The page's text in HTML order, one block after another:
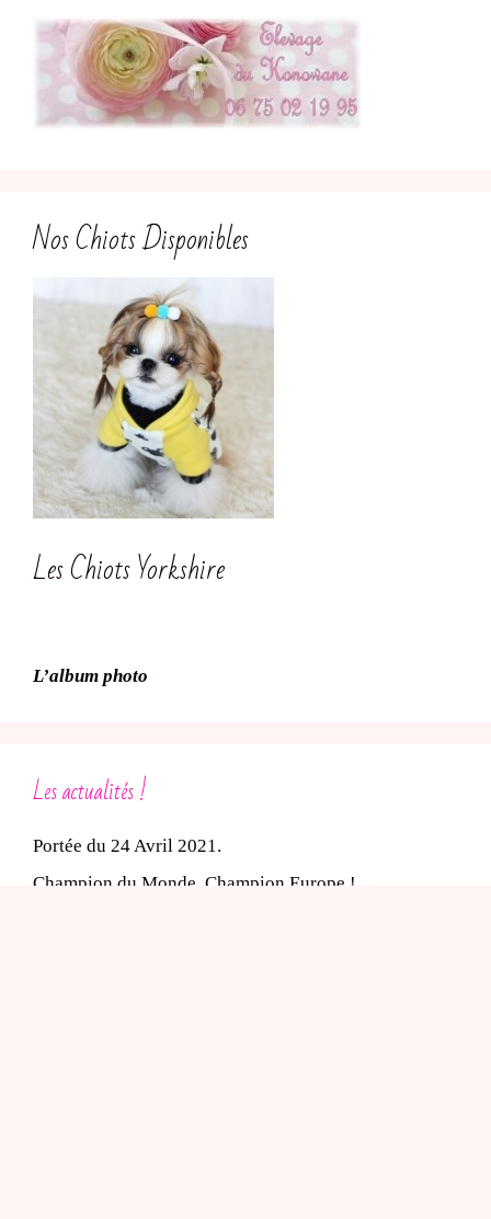
Nos Chiots Disponibles
Les Chiots Yorkshire
L’album photo
Les actualités !
Portée du 24 Avril 2021.
Champion du Monde, Champion Europe !